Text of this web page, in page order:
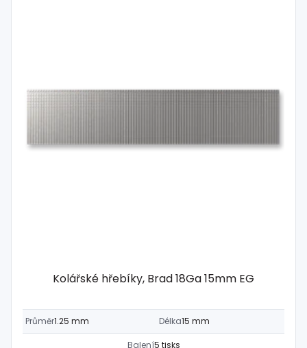
Kolářské hřebíky, Brad 18Ga 15mm EG
Průměr1.25 mm Délka15 mm
Balení5 tisks